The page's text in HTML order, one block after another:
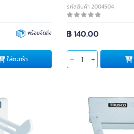
พร้อมจัดส่ง
ใส่ตะกร้า
รหัสสินค้า 2004504
฿ 140.00